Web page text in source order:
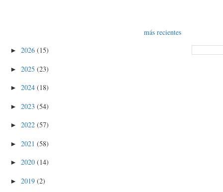
más recientes
► 2026 (15)
► 2025 (23)
► 2024 (18)
► 2023 (54)
► 2022 (57)
► 2021 (58)
► 2020 (14)
► 2019 (2)